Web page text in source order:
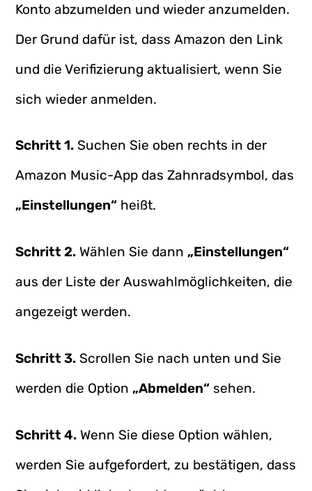
Konto abzumelden und wieder anzumelden.
Der Grund dafür ist, dass Amazon den Link
und die Verifizierung aktualisiert, wenn Sie
sich wieder anmelden.
Schritt 1. Suchen Sie oben rechts in der
Amazon Music-App das Zahnradsymbol, das
„Einstellungen“ heißt.
Schritt 2. Wählen Sie dann „Einstellungen“
aus der Liste der Auswahlmöglichkeiten, die
angezeigt werden.
Schritt 3. Scrollen Sie nach unten und Sie
werden die Option „Abmelden“ sehen.
Schritt 4. Wenn Sie diese Option wählen,
werden Sie aufgefordert, zu bestätigen, dass